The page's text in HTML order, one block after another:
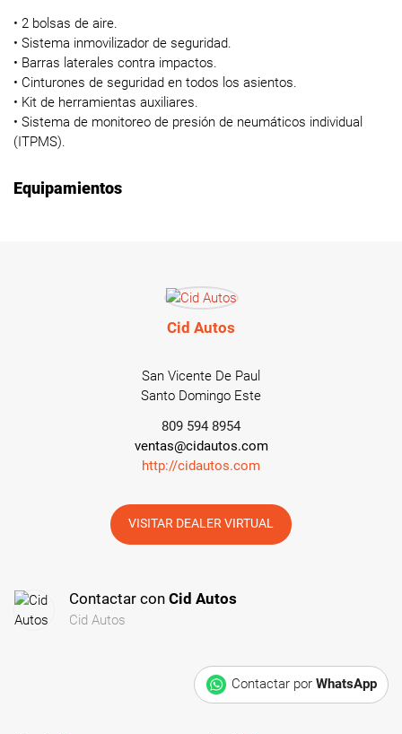
• 2 bolsas de aire.
• Sistema inmovilizador de seguridad.
• Barras laterales contra impactos.
• Cinturones de seguridad en todos los asientos.
• Kit de herramientas auxiliares.
• Sistema de monitoreo de presión de neumáticos individual
(ITPMS).
Equipamientos
Cid Autos
San Vicente De Paul
Santo Domingo Este
809 594 8954
ventas@cidautos.com
http://cidautos.com
VISITAR DEALER VIRTUAL
Contactar con Cid Autos
Cid Autos
Contactar por WhatsApp